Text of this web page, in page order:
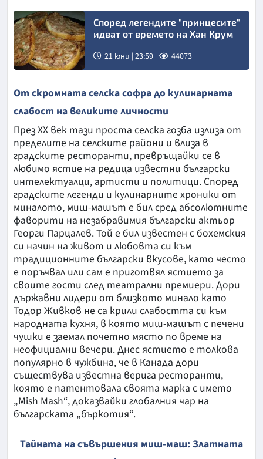
Според легендите "принцесите"
идват от времето на Хан Крум
21 юни | 23:59 44073
От скромната селска софра до кулинарната
слабост на великите личности
През ХХ век тази проста селска гозба излиза от
пределите на селските райони и влиза в
градските ресторанти, превръщайки се в
любимо ястие на редица известни български
интелектуалци, артисти и политици. Според
градските легенди и кулинарните хроники от
миналото, миш-машът е бил сред абсолютните
фаворити на незабравимия български актьор
Георги Парцалев. Той е бил известен с бохемския
си начин на живот и любовта си към
традиционните български вкусове, като често
е поръчвал или сам е приготвял ястието за
своите гости след театрални премиери. Дори
държавни лидери от близкото минало като
Тодор Живков не са крили слабостта си към
народната кухня, в която миш-машът с печени
чушки е заемал почетно място по време на
неофициални вечери. Днес ястието е толкова
популярно в чужбина, че в Канада дори
съществува известна верига ресторанти,
която е патентовала своята марка с името
„Mish Mash“, доказвайки глобалния чар на
българската „бъркотия“.
Тайната на съвършения миш-маш: Златната